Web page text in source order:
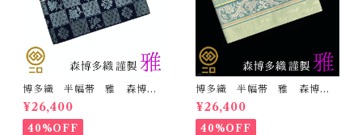
博多織 半幅帯 雅 森博多
織 正絹 リバーシブル 長
さ/3m78cm 日本製 和装
小袋帯 半巾帯
¥26,400
40%OFF
博多織 半幅帯 雅 森博多
織 正絹 リバーシブル 長
さ/3m78cm 日本製 和装
小袋帯 半巾帯
¥26,400
40%OFF